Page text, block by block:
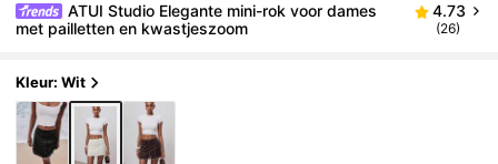
ATUI Studio Elegante mini-rok voor dames
met pailletten en kwastjeszoom
4.73
(26)
Kleur: Wit